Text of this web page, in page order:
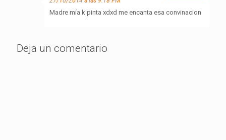
Madre mía k pinta xdxd me encanta esa convinacion
Deja un comentario